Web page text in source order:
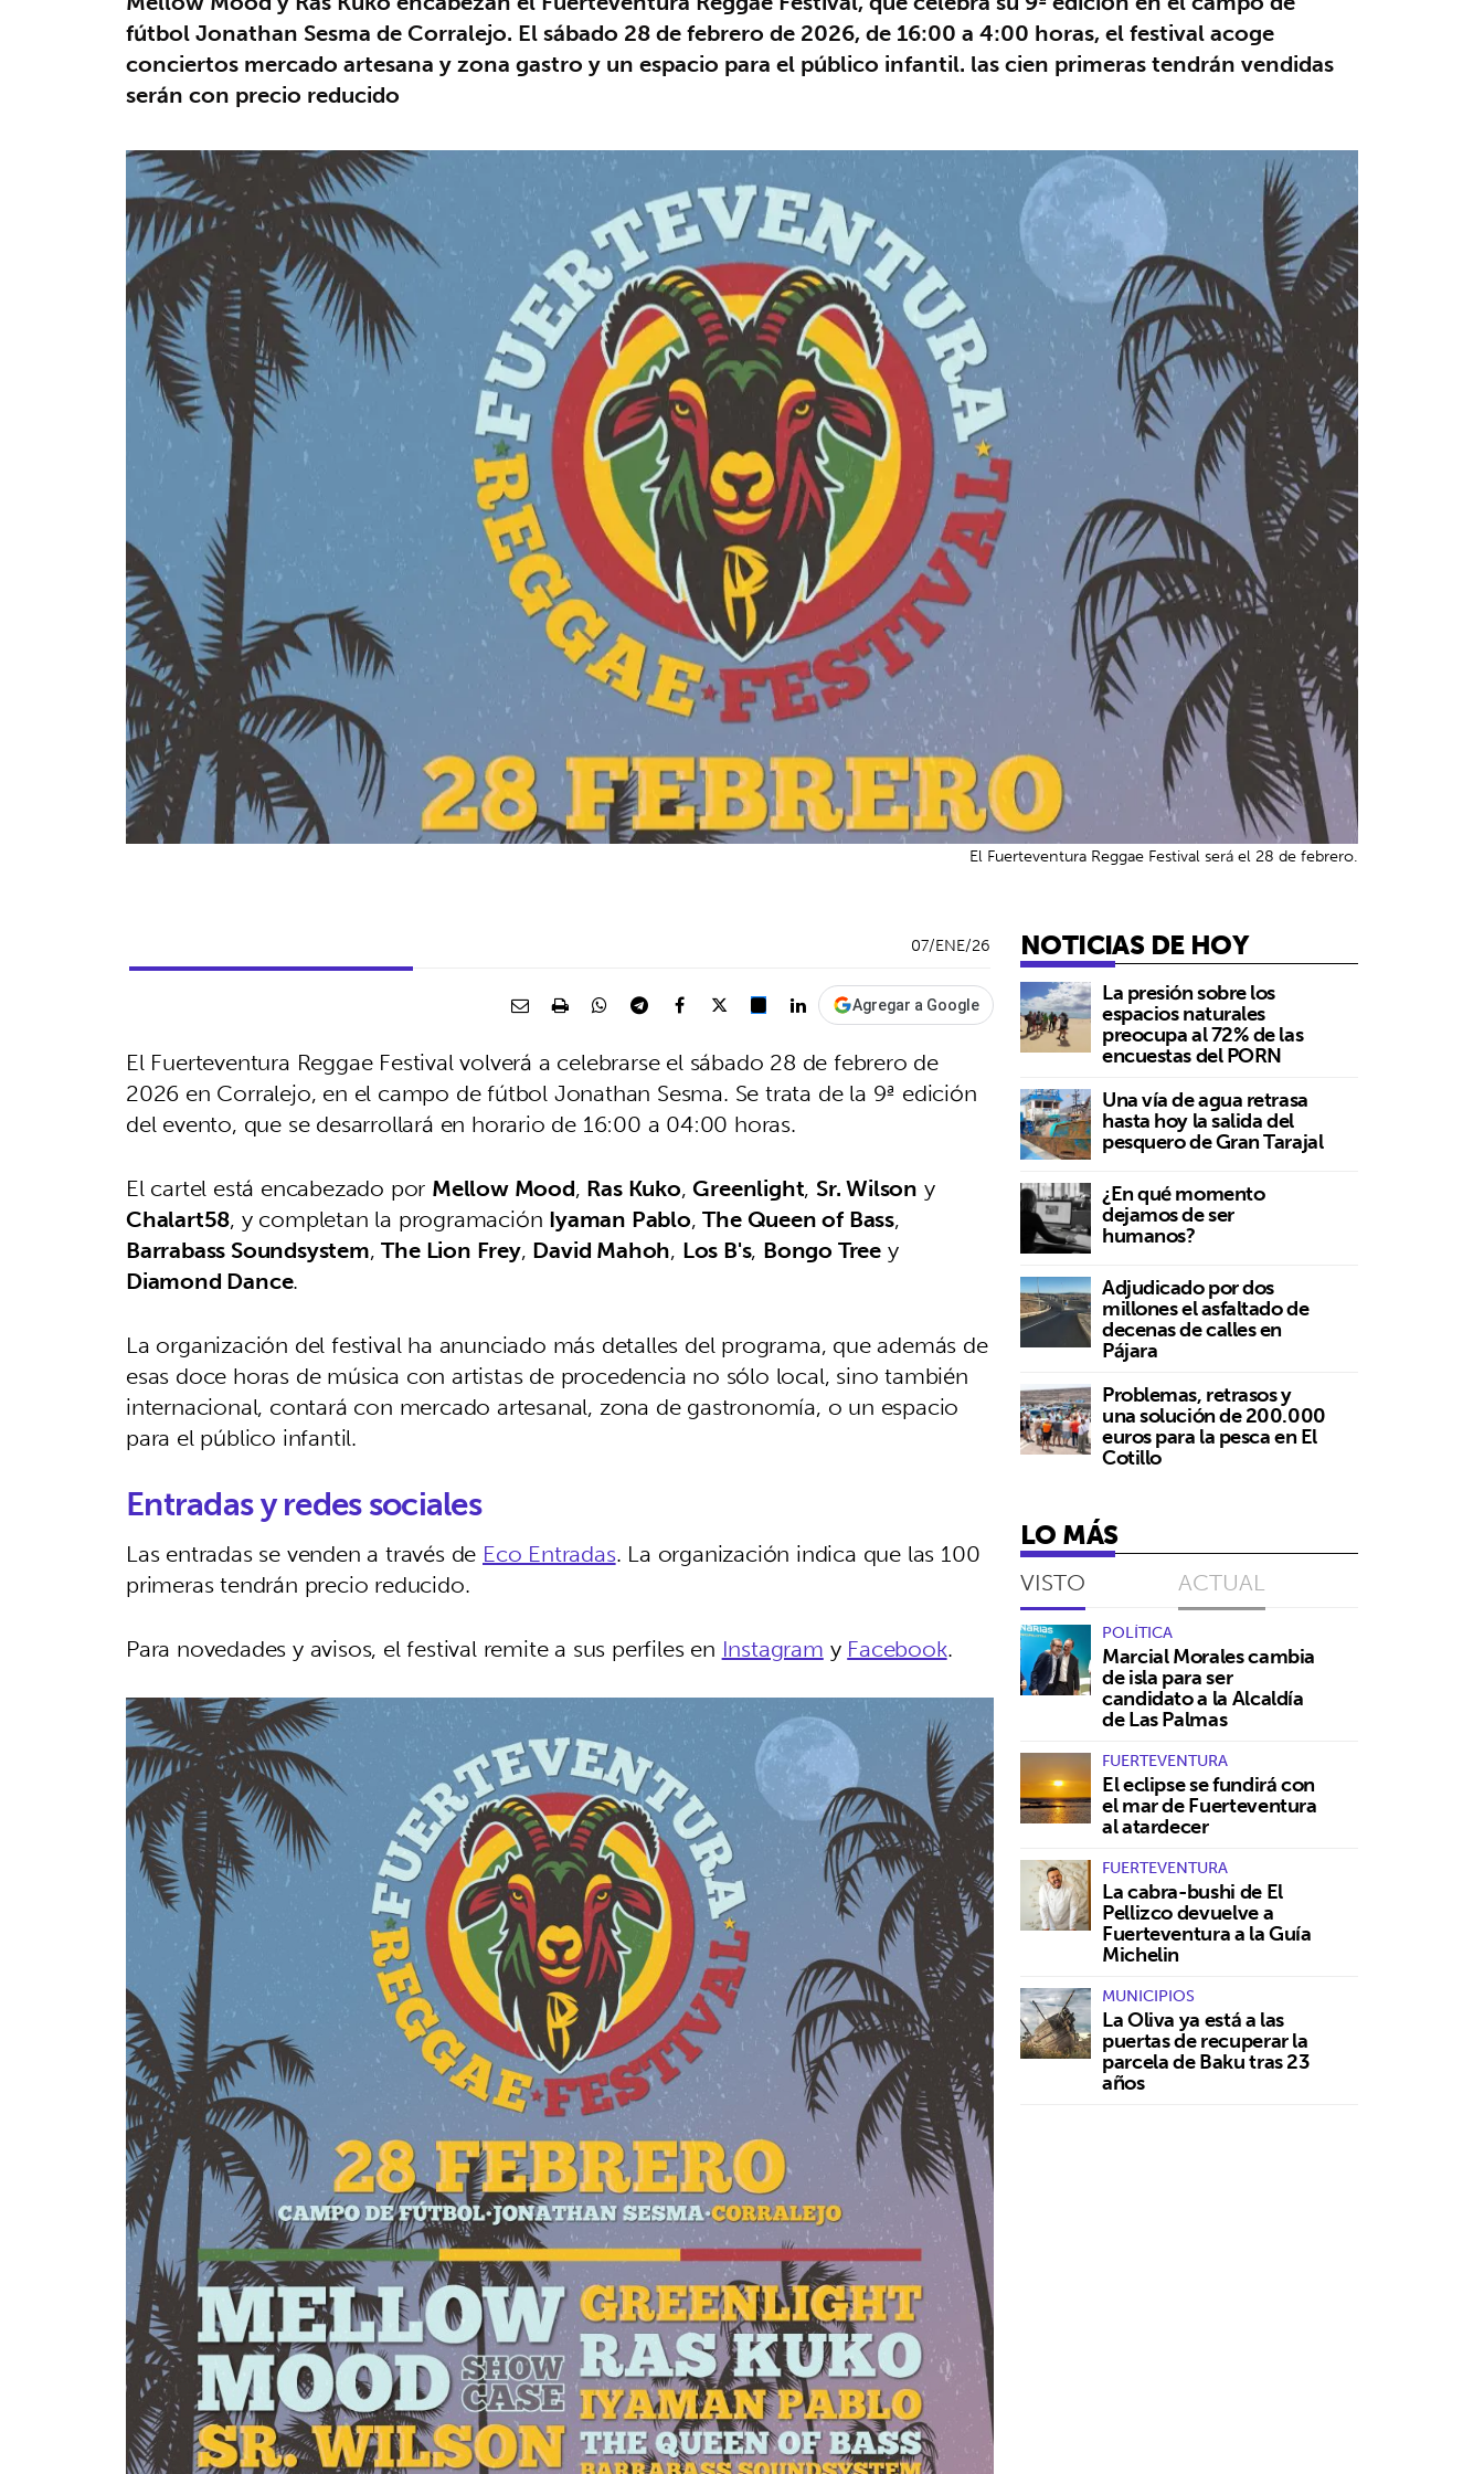
fútbol Jonathan Sesma de Corralejo. El sábado 28 de febrero de 2026, de 16:00 a 4:00 horas, el festival acoge
conciertos mercado artesana y zona gastro y un espacio para el público infantil. las cien primeras tendrán vendidas
serán con precio reducido
El Fuerteventura Reggae Festival será el 28 de febrero.
07/ENE/26
Agregar a Google
El Fuerteventura Reggae Festival volverá a celebrarse el sábado 28 de febrero de
2026 en Corralejo, en el campo de fútbol Jonathan Sesma. Se trata de la 9ª edición
del evento, que se desarrollará en horario de 16:00 a 04:00 horas.
El cartel está encabezado por Mellow Mood, Ras Kuko,Greenlight, Sr. Wilson y
Chalart58, y completan la programación Iyaman Pablo,The Queen of Bass,
Barrabass Soundsystem,The Lion Frey, David Mahoh, Los B's, Bongo Treey
Diamond Dance.
La organización del festival ha anunciado más detalles del programa, que además de
esas doce horas de música con artistas de procedencia no sólo local, sino también
internacional, contará con mercado artesanal, zona de gastronomía, o un espacio
para el público infantil.
Entradas y redes sociales
Las entradas se venden a través deEco Entradas. La organización indica que las 100
primeras tendrán precio reducido.
Para novedades y avisos, el festival remite a sus perfiles enInstagramyFacebook.
NOTICIAS DE HOY
La presión sobre los
espacios naturales
preocupa al 72% de las
encuestas del PORN
Una vía de agua retrasa
hasta hoy la salida del
pesquero de Gran Tarajal
¿En qué momento
dejamos de ser
humanos?
Adjudicado por dos
millones el asfaltado de
decenas de calles en
Pájara
Problemas, retrasos y
una solución de 200.000
euros para la pesca en El
Cotillo
LO MÁS
VISTO ACTUAL
POLÍTICA
Marcial Morales cambia
de isla para ser
candidato a la Alcaldía
de Las Palmas
FUERTEVENTURA
El eclipse se fundirá con
el mar de Fuerteventura
al atardecer
FUERTEVENTURA
La cabra-bushi de El
Pellizco devuelve a
Fuerteventura a la Guía
Michelin
MUNICIPIOS
La Oliva ya está a las
puertas de recuperar la
parcela de Baku tras 23
años